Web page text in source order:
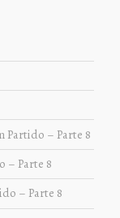
Partido – Parte 8
– Parte 8
– Parte 8